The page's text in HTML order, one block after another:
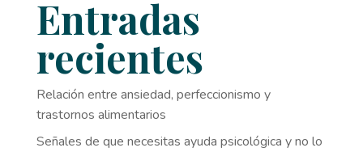
Entradas
recientes
Relación entre ansiedad, perfeccionismo y
trastornos alimentarios
Señales de que necesitas ayuda psicológica y no lo